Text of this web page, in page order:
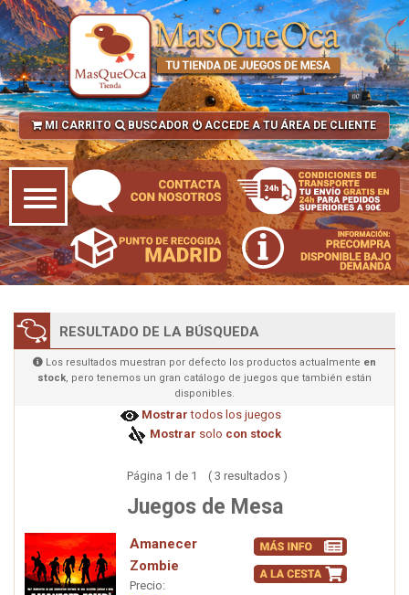
MI CARRITO BUSCADOR ACCEDE A TU ÁREA DE CLIENTE
RESULTADO DE LA BÚSQUEDA
Los resultados muestran por defecto los productos actualmente en
stock, pero tenemos un gran catálogo de juegos que también están
disponibles.
Mostrar todos los juegos
Mostrar solo con stock
Página 1 de 1 ( 3 resultados )
Juegos de Mesa
Amanecer
Zombie
Precio: